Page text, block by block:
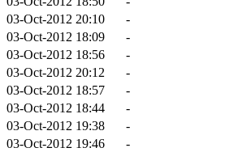
03-Oct-2012 20:10
-
03-Oct-2012 18:09
-
03-Oct-2012 18:56
-
03-Oct-2012 20:12
-
03-Oct-2012 18:57
-
03-Oct-2012 18:44
-
03-Oct-2012 19:38
-
03-Oct-2012 19:46
-